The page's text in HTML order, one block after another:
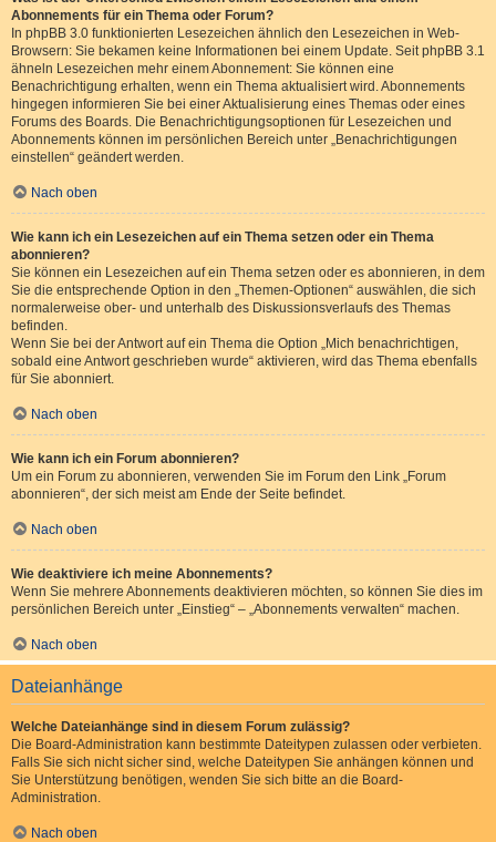
Abonnements für ein Thema oder Forum?
In phpBB 3.0 funktionierten Lesezeichen ähnlich den Lesezeichen in Web-
Browsern: Sie bekamen keine Informationen bei einem Update. Seit phpBB 3.1
ähneln Lesezeichen mehr einem Abonnement: Sie können eine
Benachrichtigung erhalten, wenn ein Thema aktualisiert wird. Abonnements
hingegen informieren Sie bei einer Aktualisierung eines Themas oder eines
Forums des Boards. Die Benachrichtigungsoptionen für Lesezeichen und
Abonnements können im persönlichen Bereich unter „Benachrichtigungen
einstellen“ geändert werden.
Nach oben
Wie kann ich ein Lesezeichen auf ein Thema setzen oder ein Thema
abonnieren?
Sie können ein Lesezeichen auf ein Thema setzen oder es abonnieren, in dem
Sie die entsprechende Option in den „Themen-Optionen“ auswählen, die sich
normalerweise ober- und unterhalb des Diskussionsverlaufs des Themas
befinden.
Wenn Sie bei der Antwort auf ein Thema die Option „Mich benachrichtigen,
sobald eine Antwort geschrieben wurde“ aktivieren, wird das Thema ebenfalls
für Sie abonniert.
Nach oben
Wie kann ich ein Forum abonnieren?
Um ein Forum zu abonnieren, verwenden Sie im Forum den Link „Forum
abonnieren“, der sich meist am Ende der Seite befindet.
Nach oben
Wie deaktiviere ich meine Abonnements?
Wenn Sie mehrere Abonnements deaktivieren möchten, so können Sie dies im
persönlichen Bereich unter „Einstieg“ – „Abonnements verwalten“ machen.
Nach oben
Dateianhänge
Welche Dateianhänge sind in diesem Forum zulässig?
Die Board-Administration kann bestimmte Dateitypen zulassen oder verbieten.
Falls Sie sich nicht sicher sind, welche Dateitypen Sie anhängen können und
Sie Unterstützung benötigen, wenden Sie sich bitte an die Board-
Administration.
Nach oben